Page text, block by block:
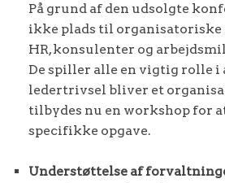
På grund af den udsolgte
ikke plads til organisatoriske
HR, konsulenter og
De spiller alle en vigtig rolle i
ledertrivsel bliver et
tilbydes nu en workshop for
specifikke opgave.
Understøttelse af